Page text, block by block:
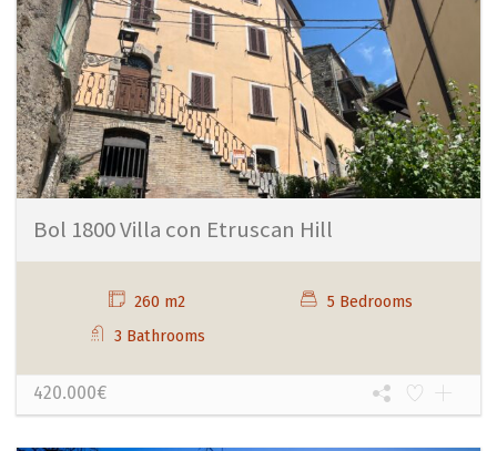
Bol 1800 Villa con Etruscan Hill
260 m2
5 Bedrooms
3 Bathrooms
420.000€